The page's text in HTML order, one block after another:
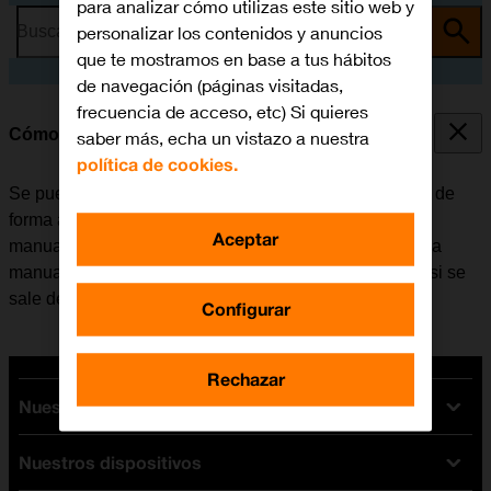
Busca por problema o tema
Cómo seleccionar una red
Se puede configurar el móvil para que busque una red de
forma automática o se puede seleccionar una red
manualmente. En caso de seleccionar una red de forma
manual, puede ocurrir que el móvil pierda la conexión si se
sale del área de cobertura de la red seleccionada.
Nuestras tarifas
Tarifas Orange
Nuestros dispositivos
para analizar cómo utilizas este sitio web y
personalizar los contenidos y anuncios
que te mostramos en base a tus hábitos
de navegación (páginas visitadas,
frecuencia de acceso, etc) Si quieres
saber más, echa un vistazo a nuestra
política de cookies.
Configurar
Rechazar
Aceptar